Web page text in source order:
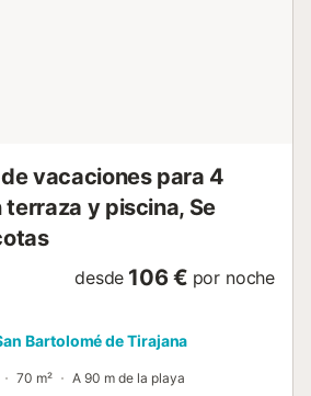
vacaciones para 4
terraza y piscina, Se
desde 106 € por noche
Bartolomé de Tirajana
70 m² A 90 m de la playa